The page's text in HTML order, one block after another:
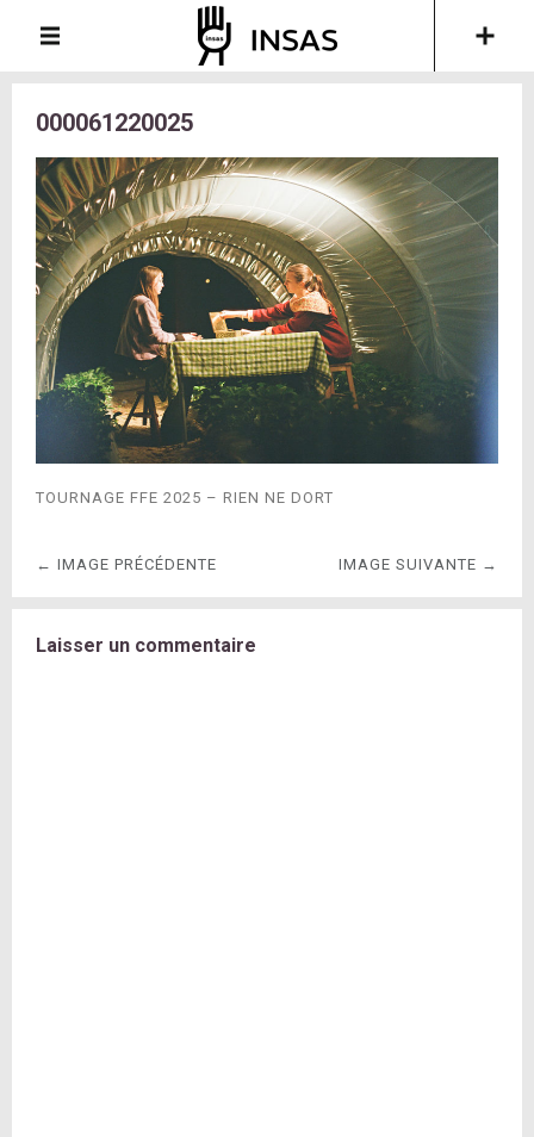
000061220025
TOURNAGE FFE 2025 – RIEN NE DORT
← IMAGE PRÉCÉDENTE IMAGE SUIVANTE →
Laisser un commentaire